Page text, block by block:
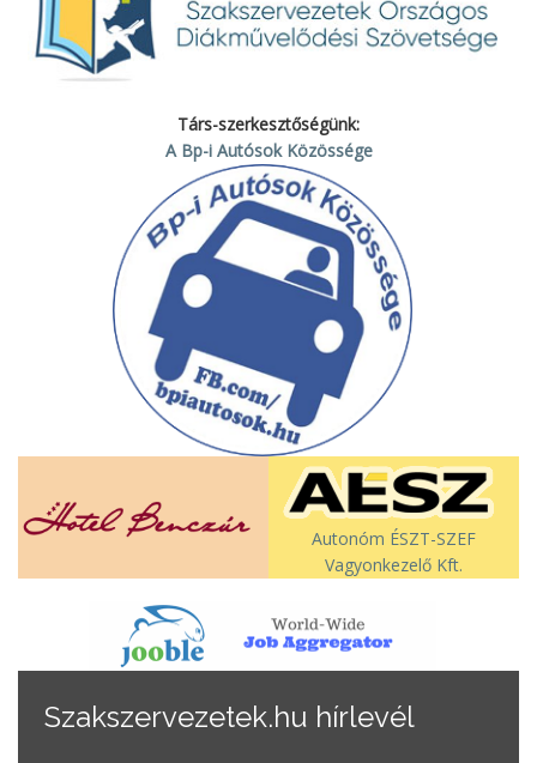
Társ-szerkesztőségünk:
A Bp-i Autósok Közössége
Autonóm ÉSZT-SZEF
Vagyonkezelő Kft.
Szakszervezetek.hu hírlevél